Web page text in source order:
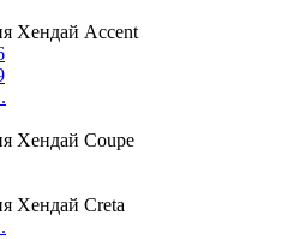
Хендай Accent
Хендай Coupe
Хендай Creta